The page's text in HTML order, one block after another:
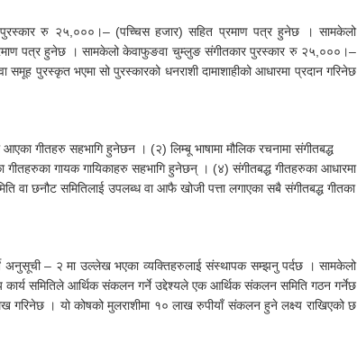
रु २५,०००।– (पच्चिस हजार) सहित प्रमाण पत्र हुनेछ । सामकेलो
पत्र हुनेछ । सामकेलो केवाफुङवा चुम्लुङ संगीतकार पुरस्कार रु २५,०००।–
पुरस्कृत भएमा सो पुरस्कारको धनराशी दामाशाहीको आधारमा प्रदान गरिनेछ
आएका गीतहरु सहभागि हुनेछन । (२) लिम्बू भाषामा मौलिक रचनामा संगीतबद्ध
गीतहरुका गायक गायिकाहरु सहभागि हुनेछन् । (४) संगीतबद्ध गीतहरुका आधारमा
छनौट समितिलाई उपलब्ध वा आफै खोजी पत्ता लगाएका सबै संगीतबद्ध गीतका
अनुसूची – २ मा उल्लेख भएका व्यक्तिहरुलाई संस्थापक सम्झनु पर्दछ । सामकेलो
समितिले आर्थिक संकलन गर्ने उद्देश्यले एक आर्थिक संकलन समिति गठन गर्नेछ
गरिनेछ । यो कोषको मुलराशीमा १० लाख रुपीयाँ संकलन हुने लक्ष्य राखिएको छ